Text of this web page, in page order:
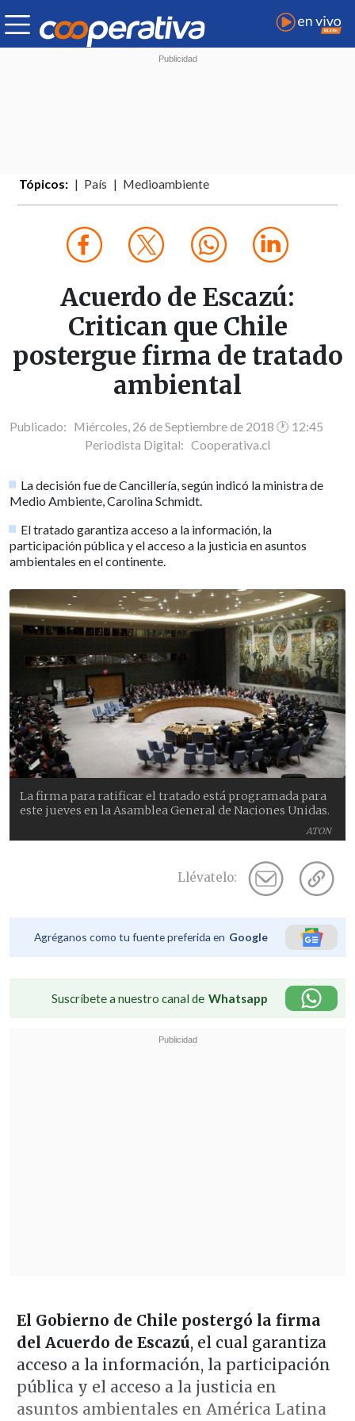
Tópicos: País Medioambiente
Acuerdo de Escazú:
Critican que Chile
postergue firma de tratado
ambiental
Publicado: Miércoles, 26 de Septiembre de 2018 🕐 12:45
Periodista Digital: Cooperativa.cl
La decisión fue de Cancillería, según indicó la ministra de
Medio Ambiente, Carolina Schmidt.
El tratado garantiza acceso a la información, la
participación pública y el acceso a la justicia en asuntos
ambientales en el continente.
ATON
La firma para ratificar el tratado está programada para
este jueves en la Asamblea General de Naciones Unidas.
Llévatelo:
Agréganos como tu fuente preferida en Google
Suscríbete a nuestro canal de Whatsapp
El Gobierno de Chile postergó la firma
del Acuerdo de Escazú, el cual garantiza
acceso a la información, la participación
pública y el acceso a la justicia en
asuntos ambientales en América Latina